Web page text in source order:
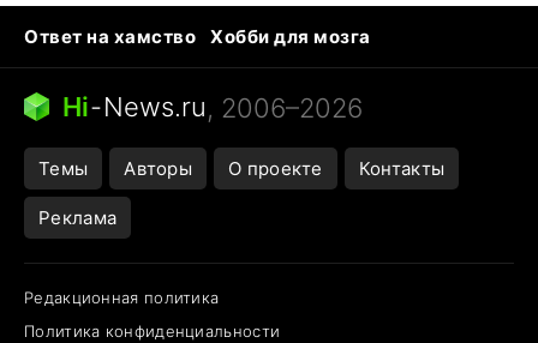
Ответ на хамство
Хобби для мозга
Бензин 100 и 95
Тунцы в океанариуме
Следующая пандемия
Hi-News.ru, 2006–2026
Темы Авторы О проекте Контакты
Реклама
Редакционная политика
Политика конфиденциальности